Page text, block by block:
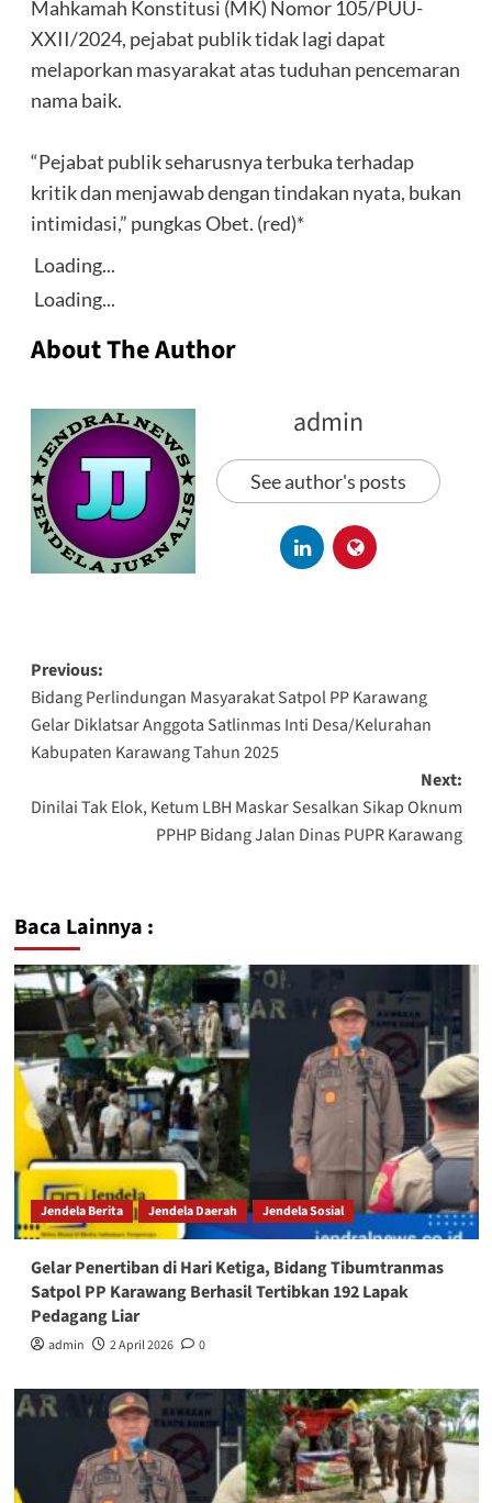
Mahkamah Konstitusi (MK) Nomor 105/PUU-
XXII/2024, pejabat publik tidak lagi dapat
melaporkan masyarakat atas tuduhan pencemaran
nama baik.
‎“Pejabat publik seharusnya terbuka terhadap
kritik dan menjawab dengan tindakan nyata, bukan
intimidasi,” pungkas Obet. (red)*
Loading...
Loading...
About The Author
admin
See author's posts
Previous:
Bidang Perlindungan Masyarakat Satpol PP Karawang
Gelar Diklatsar Anggota Satlinmas Inti Desa/Kelurahan
Kabupaten Karawang Tahun 2025
Next:
Dinilai Tak Elok, Ketum LBH Maskar Sesalkan Sikap Oknum
PPHP Bidang Jalan Dinas PUPR Karawang
Baca Lainnya :
Jendela Berita Jendela Daerah Jendela Sosial
Gelar Penertiban di Hari Ketiga, Bidang Tibumtranmas
Satpol PP Karawang Berhasil Tertibkan 192 Lapak
Pedagang Liar
admin 2 April 2026 0